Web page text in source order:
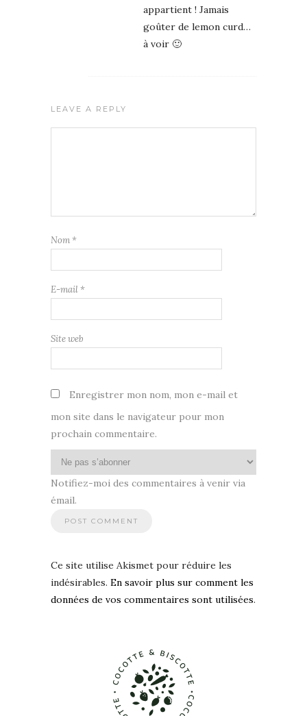
appartient ! Jamais
goûter de lemon curd…
à voir 🙂
LEAVE A REPLY
Nom *
E-mail *
Site web
Enregistrer mon nom, mon e-mail et
mon site dans le navigateur pour mon
prochain commentaire.
Notifiez-moi des commentaires à venir via
émail.
Ce site utilise Akismet pour réduire les
indésirables. En savoir plus sur comment les
données de vos commentaires sont utilisées.